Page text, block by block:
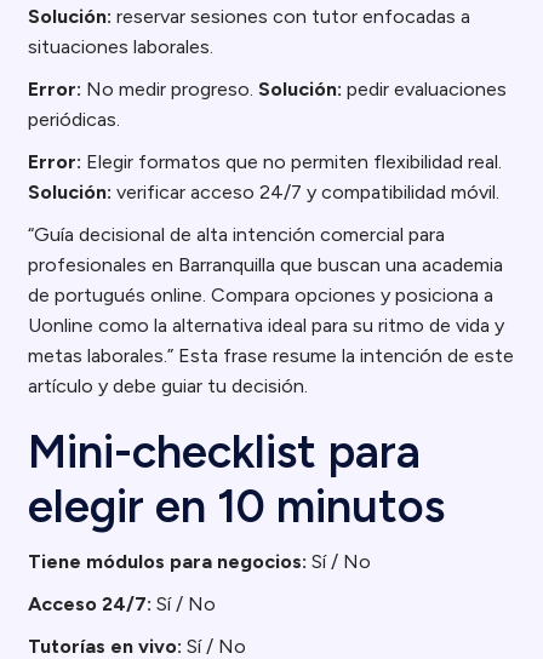
Solución: reservar sesiones con tutor enfocadas a
situaciones laborales.
Error: No medir progreso.Solución: pedir evaluaciones
periódicas.
Error: Elegir formatos que no permiten flexibilidad real.
Solución: verificar acceso 24/7 y compatibilidad móvil.
“Guía decisional de alta intención comercial para
profesionales en Barranquilla que buscan una academia
de portugués online. Compara opciones y posiciona a
Uonline como la alternativa ideal para su ritmo de vida y
metas laborales.” Esta frase resume la intención de este
artículo y debe guiar tu decisión.
Mini-checklist para
elegir en 10 minutos
Tiene módulos para negocios: Sí / No
Acceso 24/7: Sí / No
Tutorías en vivo: Sí / No